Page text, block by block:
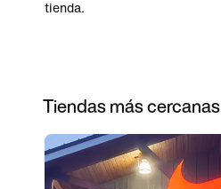
tienda.
Tiendas más cercanas